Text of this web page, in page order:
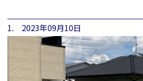
1. 2023年09月10日